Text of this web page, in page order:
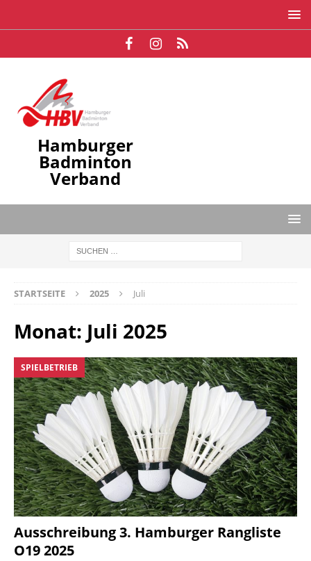
Hamburger
Badminton
Verband
STARTSEITE 2025 Juli
Monat: Juli 2025
SPIELBETRIEB
Ausschreibung 3. Hamburger Rangliste
O19 2025